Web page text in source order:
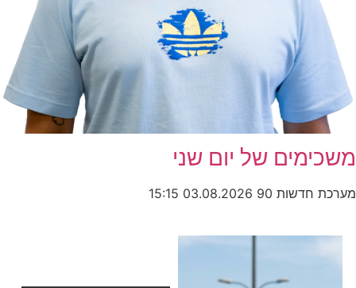
משכימים של יום שני
מערכת חדשות 90 03.08.2026
15:15